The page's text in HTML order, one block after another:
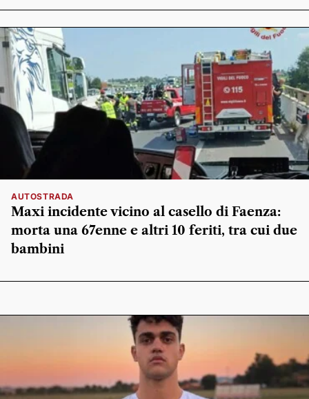
AUTOSTRADA
Maxi incidente vicino al casello di Faenza:
morta una 67enne e altri 10 feriti, tra cui due
bambini